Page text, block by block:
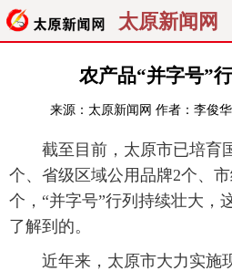
太原新闻网
聚焦
经济 关注
纵横 曝光
旅游 理财
看天下 晋月读
农产品“并字号”
来源： 太原新闻网 作者：李俊华
截至目前，太原市已培育
个、省级区域公用品牌2个、
个，“并字号”行列持续壮大，
了解到的。
近年来，太原市大力实施